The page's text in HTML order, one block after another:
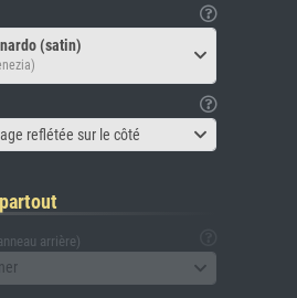
(satin)
reflétée sur le côté
arrière)